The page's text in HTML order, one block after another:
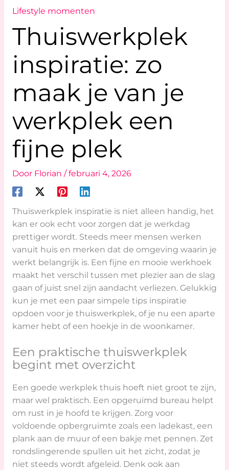
Lifestyle momenten
Thuiswerkplek
inspiratie: zo
maak je van je
werkplek een
fijne plek
Door Florian /februari 4, 2026
Thuiswerkplek inspiratie is niet alleen handig, het
kan er ook echt voor zorgen dat je werkdag
prettiger wordt. Steeds meer mensen werken
vanuit huis en merken dat de omgeving waarin je
werkt belangrijk is. Een fijne en mooie werkhoek
maakt het verschil tussen met plezier aan de slag
gaan of juist snel zijn aandacht verliezen. Gelukkig
kun je met een paar simpele tips inspiratie
opdoen voor je thuiswerkplek, of je nu een aparte
kamer hebt of een hoekje in de woonkamer.
Een praktische thuiswerkplek
begint met overzicht
Een goede werkplek thuis hoeft niet groot te zijn,
maar wel praktisch. Een opgeruimd bureau helpt
om rust in je hoofd te krijgen. Zorg voor
voldoende opbergruimte zoals een ladekast, een
plank aan de muur of een bakje met pennen. Zet
rondslingerende spullen uit het zicht, zodat je
niet steeds wordt afgeleid. Denk ook aan